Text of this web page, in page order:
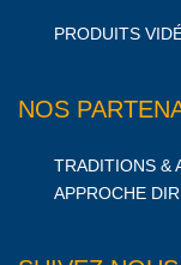
PRODUITS
NOS
TRADITIONS &
APPROCHE